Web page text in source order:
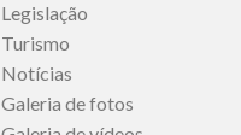
Legislação
Turismo
Notícias
Galeria de fotos